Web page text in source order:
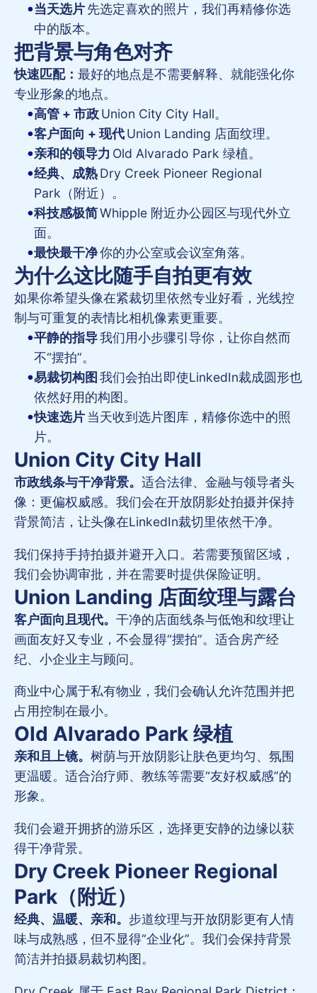
当天选片 先选定喜欢的照片，我们再精修你选
中的版本。
把背景与角色对齐
快速匹配： 最好的地点是不需要解释、就能强化你
专业形象的地点。
高管 + 市政 Union City City Hall。
客户面向 + 现代 Union Landing 店面纹理。
亲和的领导力 Old Alvarado Park 绿植。
经典、成熟 Dry Creek Pioneer Regional
Park（附近）。
科技感极简Whipple 附近办公园区与现代外立
面。
最快最干净你的办公室或会议室角落。
为什么这比随手自拍更有效
如果你希望头像在紧裁切里依然专业好看，光线控
制与可重复的表情比相机像素更重要。
平静的指导我们用小步骤引导你，让你自然而
不“摆拍”。
易裁切构图 我们会拍出即使LinkedIn裁成圆形也
依然好用的构图。
快速选片 当天收到选片图库，精修你选中的照
片。
Union City City Hall
市政线条与干净背景。 适合法律、金融与领导者头
像：更偏权威感。我们会在开放阴影处拍摄并保持
背景简洁，让头像在LinkedIn裁切里依然干净。
我们保持手持拍摄并避开入口。若需要预留区域，
我们会协调审批，并在需要时提供保险证明。
Union Landing 店面纹理与露台
客户面向且现代。 干净的店面线条与低饱和纹理让
画面友好又专业，不会显得“摆拍”。适合房产经
纪、小企业主与顾问。
商业中心属于私有物业，我们会确认允许范围并把
占用控制在最小。
Old Alvarado Park 绿植
亲和且上镜。 树荫与开放阴影让肤色更均匀、氛围
更温暖。适合治疗师、教练等需要“友好权威感”的
形象。
我们会避开拥挤的游乐区，选择更安静的边缘以获
得干净背景。
Dry Creek Pioneer Regional
Park（附近）
经典、温暖、亲和。 步道纹理与开放阴影更有人情
味与成熟感，但不显得“企业化”。我们会保持背景
简洁并拍摄易裁切构图。